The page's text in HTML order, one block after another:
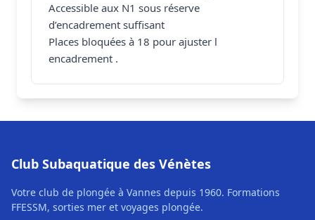
Accessible aux N1 sous réserve
d’encadrement suffisant
Places bloquées à 18 pour ajuster l
encadrement .
Club Subaquatique des Vénètes
Votre club de plongée à Vannes depuis 1960. Formations
FFESSM, sorties mer et voyages plongée.